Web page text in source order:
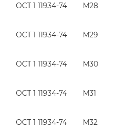
ОСТ 1 11934-74 М28
ОСТ 1 11934-74 М29
ОСТ 1 11934-74 М30
ОСТ 1 11934-74 М31
ОСТ 1 11934-74 М32